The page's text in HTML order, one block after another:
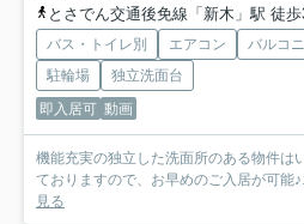
とさでん交通後免線「新木」駅 徒
バス・トイレ別 エアコン バルコ
駐輪場
独立洗面台
即入居可 動画
機能充実の独立した洗面所のある物件は
ておりますので、お早めのご入居が可能♪
見る